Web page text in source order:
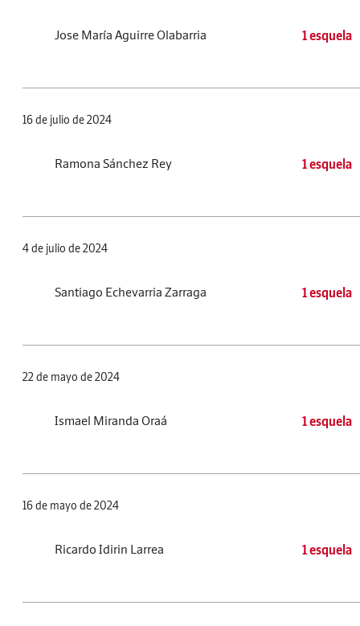
Jose María Aguirre Olabarria 1 esquela
16 de julio de 2024
Ramona Sánchez Rey 1 esquela
4 de julio de 2024
Santiago Echevarria Zarraga 1 esquela
22 de mayo de 2024
Ismael Miranda Oraá 1 esquela
16 de mayo de 2024
Ricardo Idirin Larrea 1 esquela